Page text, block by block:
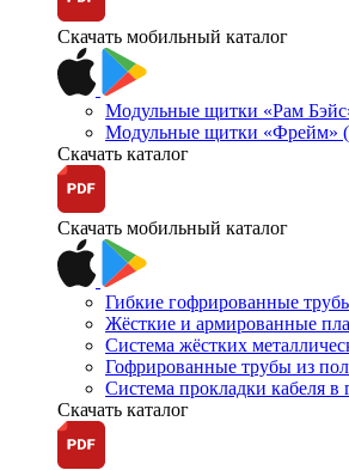
Скачать мобильный каталог
Модульные щитки «Рам
Модульные щитки «Фрейм»
Скачать каталог
Скачать мобильный каталог
Гибкие гофрированные
Жёсткие и армированные
Система жёстких
Гофрированные трубы из
Система прокладки кабеля
Скачать каталог